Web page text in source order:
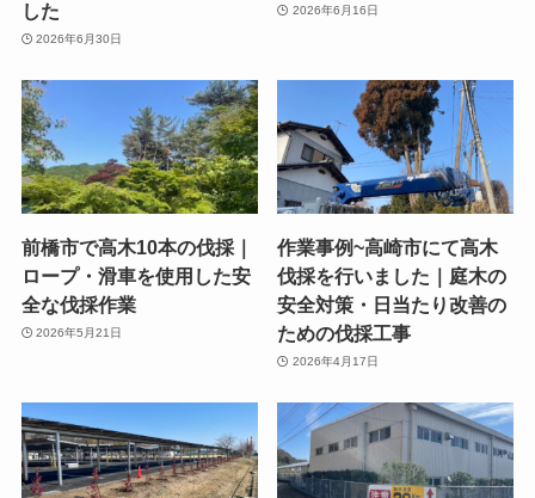
した
2026年6月30日
2026年6月16日
前橋市で高木10本の伐採｜
ロープ・滑車を使用した安
全な伐採作業
2026年5月21日
作業事例~高崎市にて高木
伐採を行いました｜庭木の
安全対策・日当たり改善の
ための伐採工事
2026年4月17日